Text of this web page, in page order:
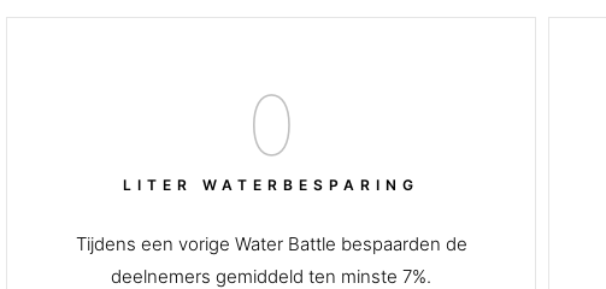
LITER WATERBESPARING
0
Tijdens een vorige Water Battle bespaarden de
deelnemers gemiddeld ten minste 7%.